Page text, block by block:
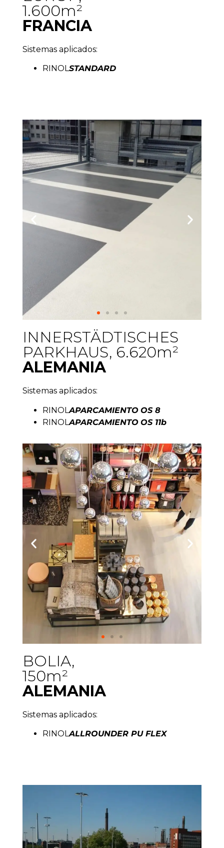
1.600m²
FRANCIA
Sistemas aplicados:
RINOLSTANDARD
INNERSTÄDTISCHES
PARKHAUS, 6.620m²
ALEMANIA
Sistemas aplicados:
RINOLAPARCAMIENTO OS 8
RINOLAPARCAMIENTO OS 11b
BOLIA,
150m²
ALEMANIA
Sistemas aplicados:
RINOLALLROUNDER PU FLEX